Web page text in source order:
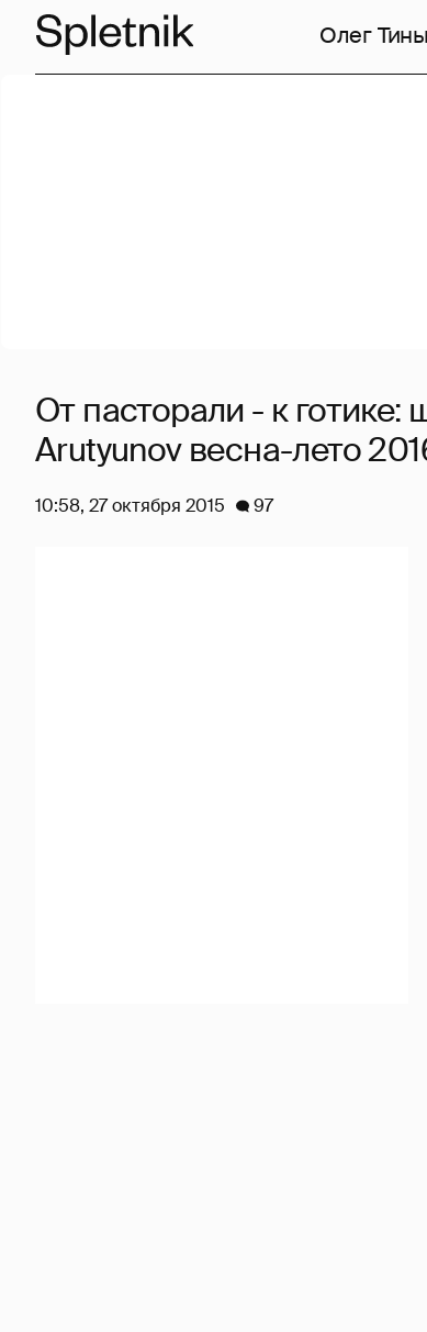
Олег
От пасторали - к готике:
Arutyunov весна-лето
10:58, 27 октября 2015 97